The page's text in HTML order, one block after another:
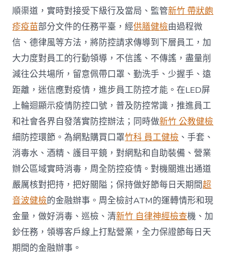
順渠道，實時對接受下級行及當局、監管新竹 帶狀皰
疹疫苗部分文件的任務平臺，經供膳健檢由過程微
信、德律風等方法，將防控請求傳導到下層員工，加
大力度對員工的行動領導，不信謠、不傳謠，盡量削
減往公共場所，留意佩帶口罩、勤洗手、少握手、遠
距離，迷信應對疫情，進步員工防控才能。在LED屏
上輪迴顯示疫情防控口號，普及防控常識，推進員工
和社會各界自發落實防控辦法；同時做新竹 公教健檢
細防控環節。為網點購買口罩竹科 員工健檢 、手套、
消毒水、酒精、護目平鏡，對網點和自助裝備、營業
辦公區域實時消毒，周全防控疫情。對機關進出通道
嚴厲核對把持，把好關隘；保持做好節每日天期間超
音波健檢的金融辦事。周全檢討ATM的運轉情形和現
金量，做好消毒、巡檢、清新竹 自律神經檢查機、加
鈔任務，領導客戶線上打點營業，全力保證節每日天
期間的金融辦事。